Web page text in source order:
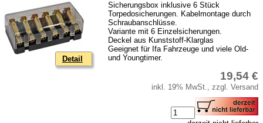
Detail
Sicherungsbox inklusive 6 Stück
Torpedosicherungen. Kabelmontage durch
Schraubanschlüsse.
Variante mit 6 Einzelsicherungen.
Deckel aus Kunststoff-Klarglas
Geeignet für Ifa Fahrzeuge und viele Old-
und Youngtimer.
19,54 €
inkl. 19% MwSt., zzgl. Versand